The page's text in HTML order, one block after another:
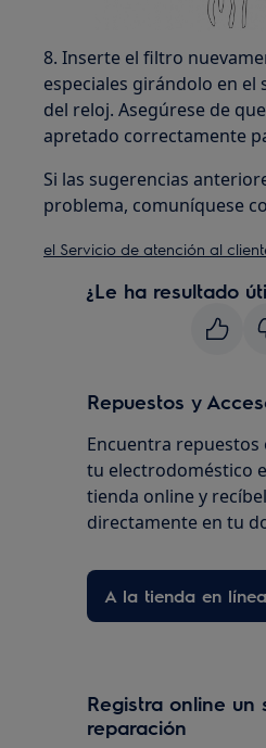
8. Inserte el filtro
especiales girándolo en el
del reloj. Asegúrese de
apretado correctamente
Si las sugerencias
problema, comuníquese
el Servicio de atención al
¿Le ha resultado
Repuestos y
Encuentra
tu electrodoméstico
tienda online y
directamente en tu
A la tienda en línea
Registra online un
reparación